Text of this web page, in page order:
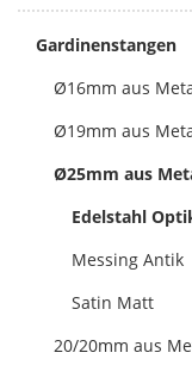
Gardinenstangen
Ø16mm aus
Ø19mm aus
Ø25mm aus
Edelstahl
Messing Antik
Satin Matt
20/20mm aus